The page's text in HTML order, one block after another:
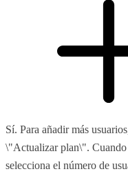
Sí. Para añadir más
\"Actualizar plan\". Cuando
selecciona el número de